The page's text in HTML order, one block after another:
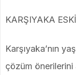
KARŞIYAKA
Karşıyaka’nın
çözüm önerilerini